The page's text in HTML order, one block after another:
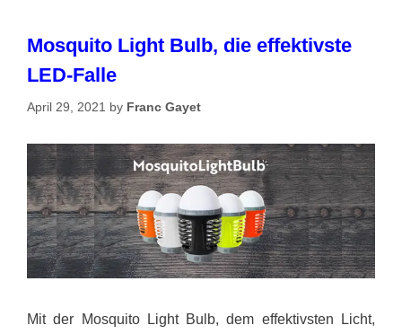
Mosquito Light Bulb, die effektivste
LED-Falle
April 29, 2021 by Franc Gayet
Mit der Mosquito Light Bulb, dem effektivsten Licht,